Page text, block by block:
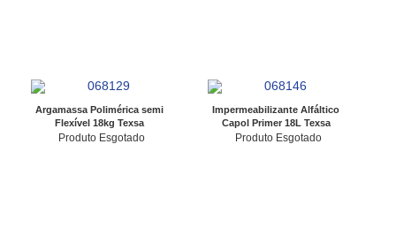
Argamassa Polimérica semi
Flexível 18kg Texsa
Produto Esgotado
Impermeabilizante Alfáltico
Capol Primer 18L Texsa
Produto Esgotado